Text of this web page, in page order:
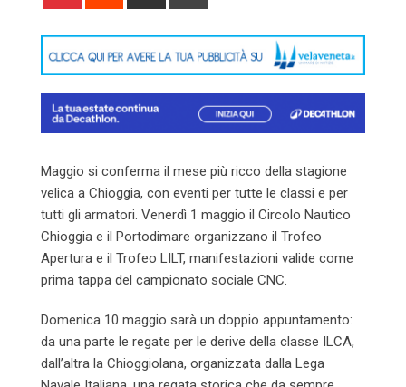
Maggio si conferma il mese più ricco della stagione
velica a Chioggia, con eventi per tutte le classi e per
tutti gli armatori. Venerdì 1 maggio il Circolo Nautico
Chioggia e il Portodimare organizzano il Trofeo
Apertura e il Trofeo LILT, manifestazioni valide come
prima tappa del campionato sociale CNC.
Domenica 10 maggio sarà un doppio appuntamento:
da una parte le regate per le derive della classe ILCA,
dall’altra la Chioggiolana, organizzata dalla Lega